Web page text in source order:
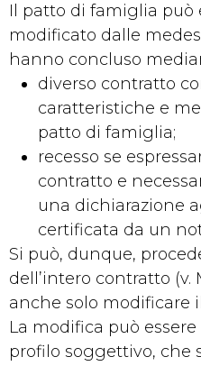
Il patto di famiglia può
modificato dalle
hanno concluso
diverso contratto
caratteristiche e
patto di famiglia;
recesso se
contratto e
una dichiarazione
certificata da un
Si può, dunque,
dell’intero contratto (v.
anche solo modificare
La modifica può essere
profilo soggettivo, che